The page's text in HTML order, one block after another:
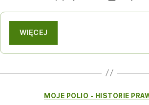
WIĘCEJ
MOJE POLIO - HISTORIE